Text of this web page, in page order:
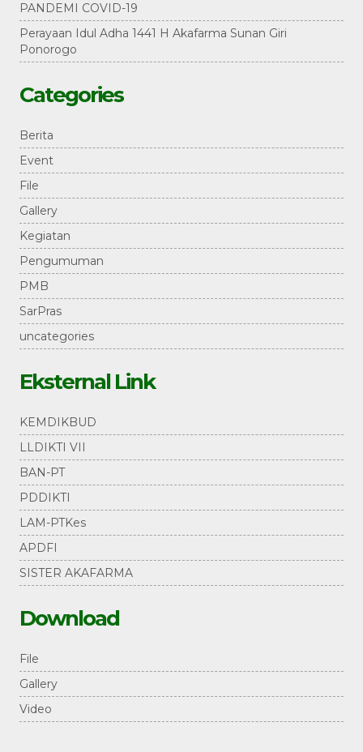
PANDEMI COVID-19
Perayaan Idul Adha 1441 H Akafarma Sunan Giri
Ponorogo
Categories
Berita
Event
File
Gallery
Kegiatan
Pengumuman
PMB
SarPras
uncategories
Eksternal Link
KEMDIKBUD
LLDIKTI VII
BAN-PT
PDDIKTI
LAM-PTKes
APDFI
SISTER AKAFARMA
Download
File
Gallery
Video